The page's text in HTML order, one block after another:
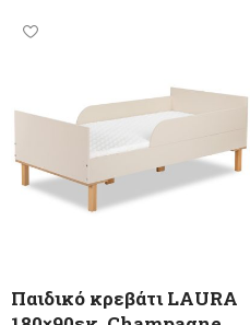
Παιδικό κρεβάτι LAURA